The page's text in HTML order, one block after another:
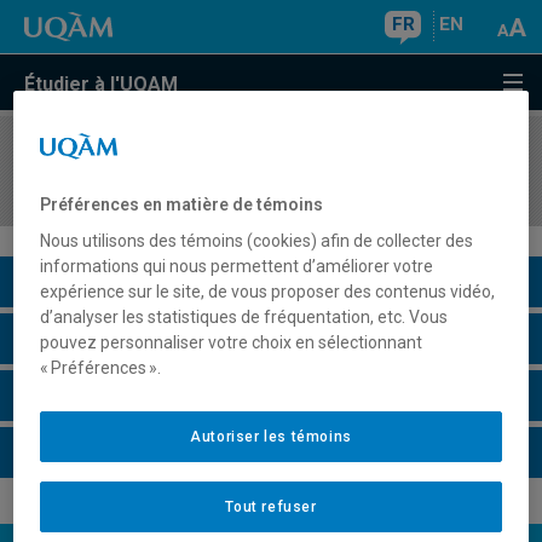
FR EN
Étudier à l'UQAM
COURS//
Description du cours
Horaire - Été 2026
Préférences en matière de témoins
Nous utilisons des témoins (cookies) afin de collecter des
informations qui nous permettent d’améliorer votre
expérience sur le site, de vous proposer des contenus vidéo,
d’analyser les statistiques de fréquentation, etc. Vous
pouvez personnaliser votre choix en sélectionnant
« Préférences ».
Tout refuser
Autoriser les témoins